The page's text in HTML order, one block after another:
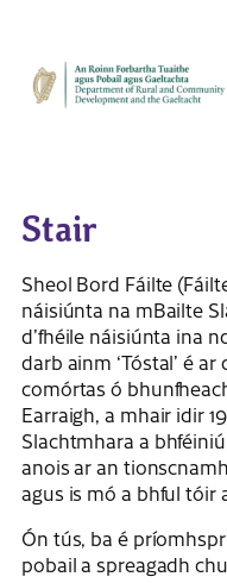
Stair
Sheol Bord Fáilte
náisiúnta na mBailte
d’fhéile náisiúnta ina
darb ainm ‘Tóstal’ é
comórtas ó
Earraigh, a mhair idir
Slachtmhara a
anois ar an
agus is mó a bhful tóir
Ón tús, ba é
pobail a spreagadh